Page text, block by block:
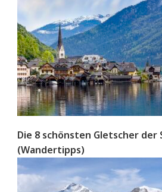
Die 8 schönsten Gletscher der
(Wandertipps)